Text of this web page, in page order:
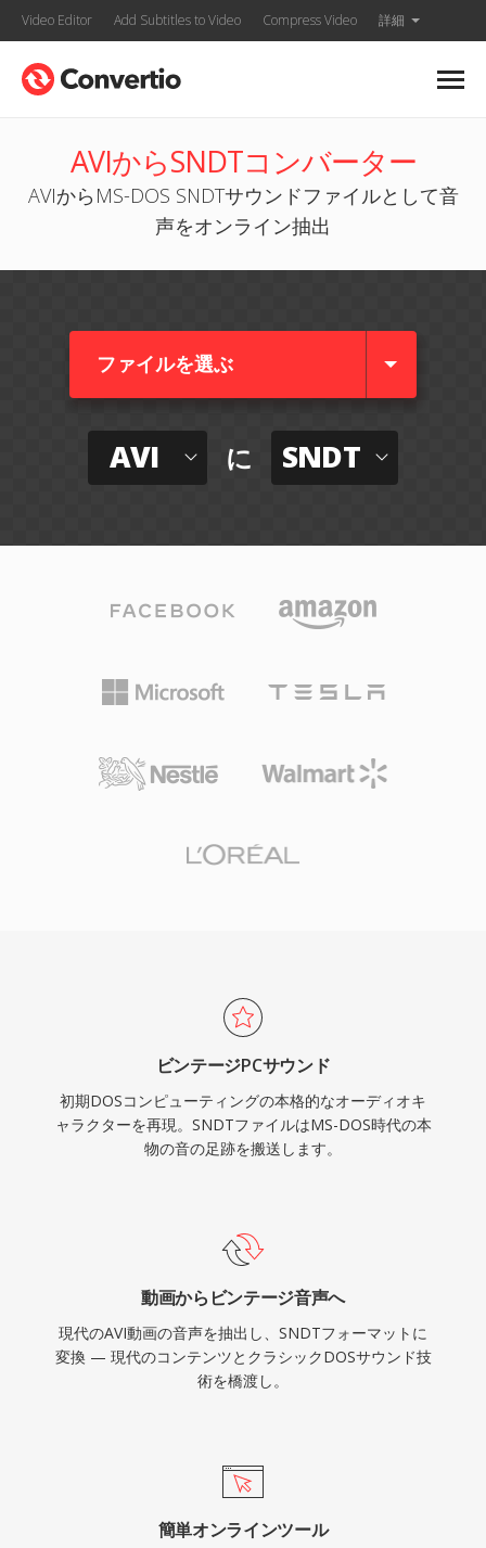
Video Editor Add Subtitles to Video Compress Video 詳細
AVIからSNDTコンバーター
AVIからMS-DOS SNDTサウンドファイルとして音
声をオンライン抽出
ファイルを選ぶ
AVI に SNDT
ビンテージPCサウンド
初期DOSコンピューティングの本格的なオーディオキ
ャラクターを再現。SNDTファイルはMS-DOS時代の本
物の音の足跡を搬送します。
動画からビンテージ音声へ
現代のAVI動画の音声を抽出し、SNDTフォーマットに
変換 — 現代のコンテンツとクラシックDOSサウンド技
術を橋渡し。
簡単オンラインツール